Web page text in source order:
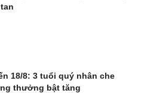
18/8: 3 tuổi quý nhân che
thưởng bật tăng